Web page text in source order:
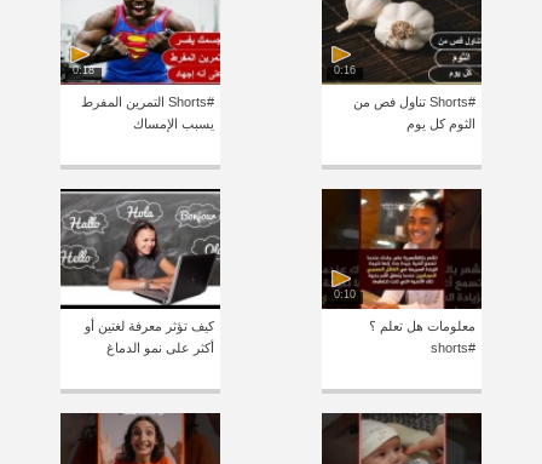
0:16
#Shorts تناول فص من
الثوم كل يوم
0:18
#Shorts التمرين المفرط
يسبب الإمساك
0:10
معلومات هل تعلم ؟
#shorts
كيف تؤثر معرفة لغتين أو
أكثر على نمو الدماغ